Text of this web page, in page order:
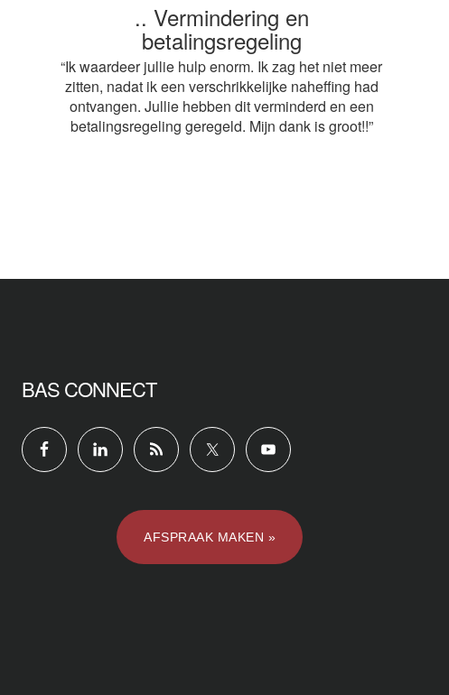
.. Vermindering en
betalingsregeling
“Ik waardeer jullie hulp enorm. Ik zag het niet meer
zitten, nadat ik een verschrikkelijke naheffing had
ontvangen. Jullie hebben dit verminderd en een
betalingsregeling geregeld. Mijn dank is groot!!”
.. Snelle service
“ Heel erg bedankt voor de snelle afwikkeling van
mijn aangifte. Op advies van mijn buurvrouw heb ik
gebruik gemaakt van jullie diensten. De adviseur
mag volgend jaar weer terugkomen! Grt.
BAS CONNECT
AFSPRAAK MAKEN »